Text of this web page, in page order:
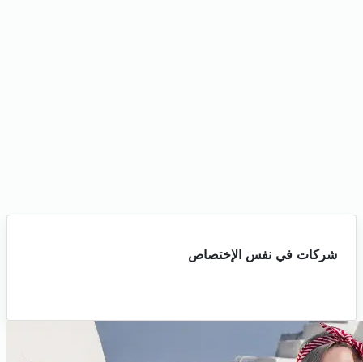
شركات في نفس الإختصاص